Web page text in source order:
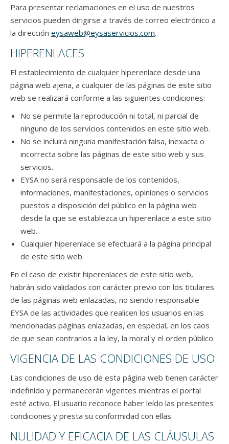
Para presentar reclamaciones en el uso de nuestros
servicios pueden dirigirse a través de correo electrónico a
la dirección eysaweb@eysaservicios.com.
HIPERENLACES
El establecimiento de cualquier hiperenlace desde una
página web ajena, a cualquier de las páginas de este sitio
web se realizará conforme a las siguientes condiciones:
No se permite la reproducción ni total, ni parcial de
ninguno de los servicios contenidos en este sitio web.
No se incluirá ninguna manifestación falsa, inexacta o
incorrecta sobre las páginas de este sitio web y sus
servicios.
EYSA no será responsable de los contenidos,
informaciones, manifestaciones, opiniones o servicios
puestos a disposición del público en la página web
desde la que se establezca un hiperenlace a este sitio
web.
Cualquier hiperenlace se efectuará a la página principal
de este sitio web.
En el caso de existir hiperenlaces de este sitio web,
habrán sido validados con carácter previo con los titulares
de las páginas web enlazadas, no siendo responsable
EYSA de las actividades que realicen los usuarios en las
mencionadas páginas enlazadas, en especial, en los caos
de que sean contrarios a la ley, la moral y el orden público.
VIGENCIA DE LAS CONDICIONES DE USO
Las condiciones de uso de esta página web tienen carácter
indefinido y permanecerán vigentes mientras el portal
esté activo. El usuario reconoce haber leído las presentes
condiciones y presta su conformidad con ellas.
NULIDAD Y EFICACIA DE LAS CLÁUSULAS